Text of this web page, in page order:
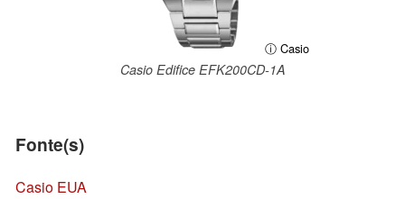
ⓘ Casio
Casio Edifice EFK200CD-1A
Fonte(s)
Casio EUA